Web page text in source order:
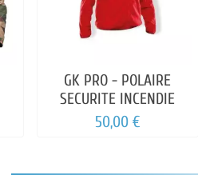
GK PRO - POLAIRE
SECURITE INCENDIE
50,00 €